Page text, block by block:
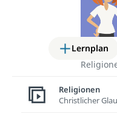
Lernplan
Religionen
Christlicher